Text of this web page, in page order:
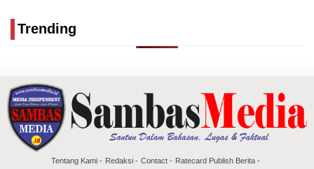
Trending
Tentang Kami Redaksi Contact Ratecard Publish Berita